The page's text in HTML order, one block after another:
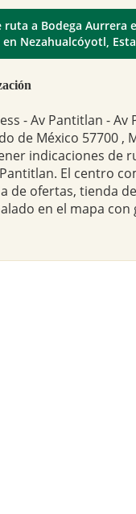
ruta a Bodega Aurrera
Nezahualcóyotl,
- Av Pantitlan - Av
de México 57700 ,
indicaciones de
El centro
de ofertas, tienda
en el mapa con